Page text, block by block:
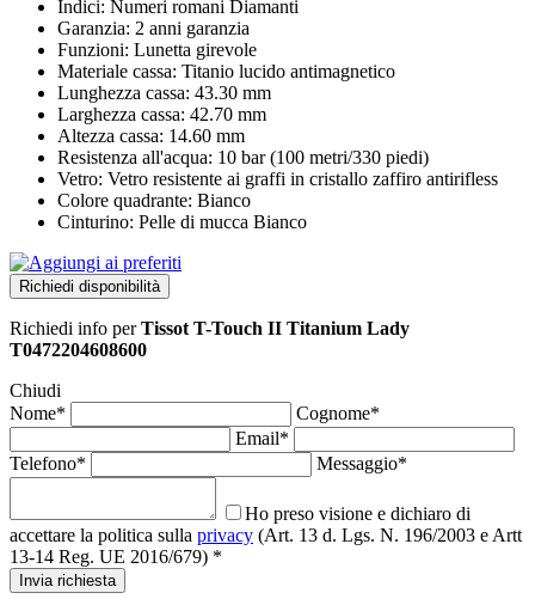
Indici: Numeri romani Diamanti
Garanzia: 2 anni garanzia
Funzioni: Lunetta girevole
Materiale cassa: Titanio lucido antimagnetico
Lunghezza cassa: 43.30 mm
Larghezza cassa: 42.70 mm
Altezza cassa: 14.60 mm
Resistenza all'acqua: 10 bar (100 metri/330 piedi)
Vetro: Vetro resistente ai graffi in cristallo zaffiro antirifless
Colore quadrante: Bianco
Cinturino: Pelle di mucca Bianco
Richiedi disponibilità
Richiedi info perTissot T-Touch II Titanium Lady
T0472204608600
Chiudi
Nome*
Cognome*
Email*
Telefono*
Messaggio*
Ho preso visione e dichiaro di
accettare la politica sulla privacy (Art. 13 d. Lgs. N. 196/2003 e Artt
13-14 Reg. UE 2016/679) *
Invia richiesta